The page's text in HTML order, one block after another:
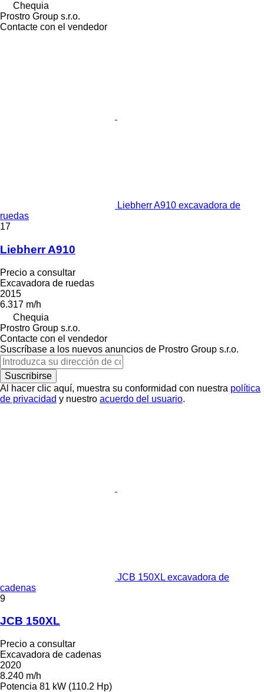
Chequia
Prostro Group s.r.o.
Contacte con el vendedor
Liebherr A910 excavadora de
ruedas
17
Liebherr A910
Precio a consultar
Excavadora de ruedas
2015
6.317 m/h
Chequia
Prostro Group s.r.o.
Contacte con el vendedor
Suscríbase a los nuevos anuncios de Prostro Group s.r.o.
Suscribirse
Al hacer clic aquí, muestra su conformidad con nuestra política
de privacidad y nuestro acuerdo del usuario.
JCB 150XL excavadora de
cadenas
9
JCB 150XL
Precio a consultar
Excavadora de cadenas
2020
8.240 m/h
Potencia 81 kW (110.2 Hp)